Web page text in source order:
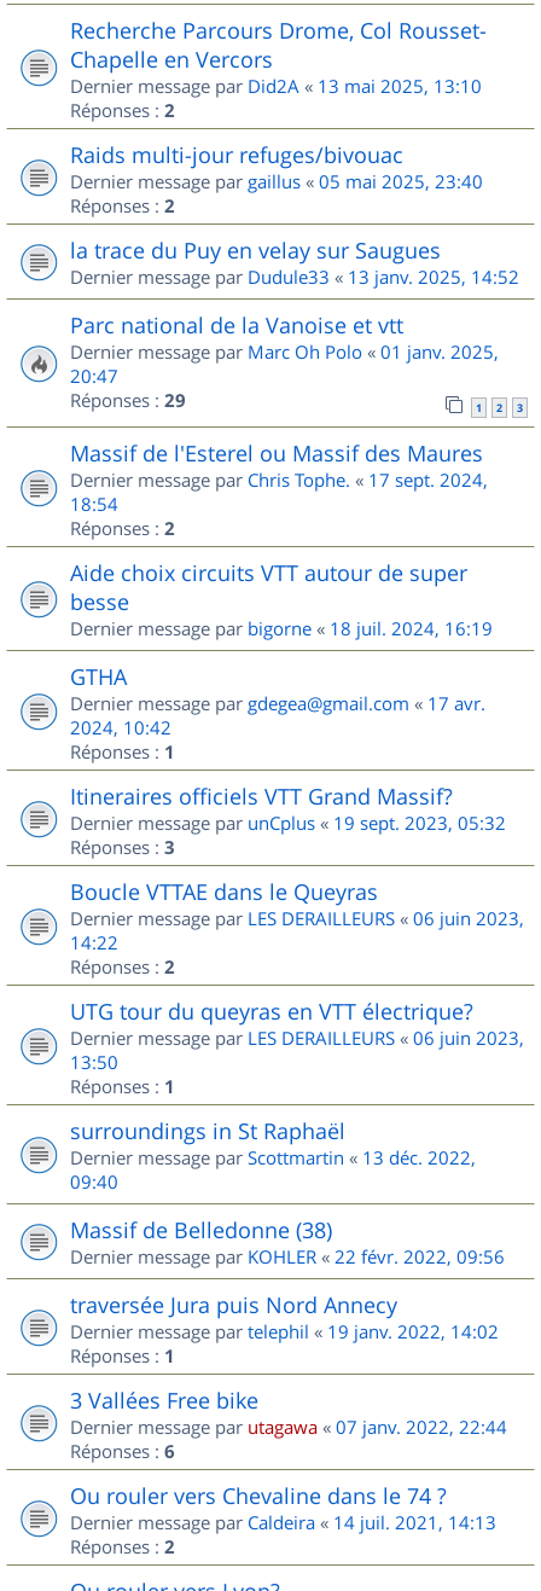
Recherche Parcours Drome, Col Rousset-
Chapelle en Vercors
Dernier message par Did2A « 13 mai 2025, 13:10
Réponses : 2
Raids multi-jour refuges/bivouac
Dernier message par gaillus « 05 mai 2025, 23:40
Réponses : 2
la trace du Puy en velay sur Saugues
Dernier message par Dudule33 « 13 janv. 2025, 14:52
Parc national de la Vanoise et vtt
Dernier message par Marc Oh Polo « 01 janv. 2025,
20:47
Réponses : 29 1 2 3
Massif de l'Esterel ou Massif des Maures
Dernier message par Chris Tophe. « 17 sept. 2024,
18:54
Réponses : 2
Aide choix circuits VTT autour de super
besse
Dernier message par bigorne « 18 juil. 2024, 16:19
GTHA
Dernier message par gdegea@gmail.com « 17 avr.
2024, 10:42
Réponses : 1
Itineraires officiels VTT Grand Massif?
Dernier message par unCplus « 19 sept. 2023, 05:32
Réponses : 3
Boucle VTTAE dans le Queyras
Dernier message par LES DERAILLEURS « 06 juin 2023,
14:22
Réponses : 2
UTG tour du queyras en VTT électrique?
Dernier message par LES DERAILLEURS « 06 juin 2023,
13:50
Réponses : 1
surroundings in St Raphaël
Dernier message par Scottmartin « 13 déc. 2022,
09:40
Massif de Belledonne (38)
Dernier message par KOHLER « 22 févr. 2022, 09:56
traversée Jura puis Nord Annecy
Dernier message par telephil « 19 janv. 2022, 14:02
Réponses : 1
3 Vallées Free bike
Dernier message par utagawa « 07 janv. 2022, 22:44
Réponses : 6
Ou rouler vers Chevaline dans le 74 ?
Dernier message par Caldeira « 14 juil. 2021, 14:13
Réponses : 2